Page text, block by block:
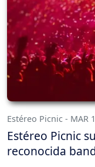
Estéreo Picnic - MAR
Estéreo Picnic
reconocida